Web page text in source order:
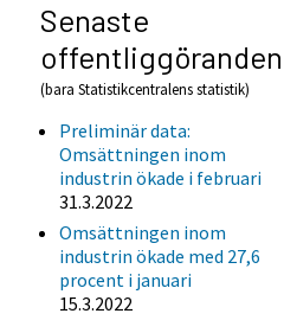
Senaste
offentliggöranden
(bara Statistikcentralens statistik)
Preliminär data:
Omsättningen inom
industrin ökade i februari
31.3.2022
Omsättningen inom
industrin ökade med 27,6
procent i januari
15.3.2022